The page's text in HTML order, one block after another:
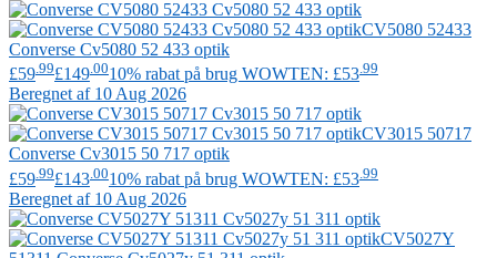
CV5080 52433
Converse Cv5080 52 433 optik
£59.99£149.0010% rabat på brug WOWTEN: £53.99
Beregnet af 10 Aug 2026
CV3015 50717
Converse Cv3015 50 717 optik
£59 .99£143 .0010% rabat på brug WOWTEN: £53 .99
Beregnet af 10 Aug 2026
CV5027Y